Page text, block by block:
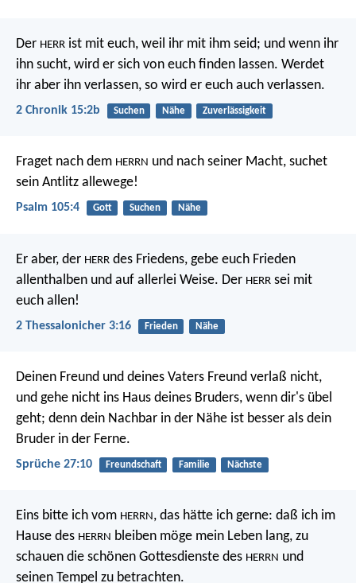
Der HERR ist mit euch, weil ihr mit ihm seid; und wenn ihr
ihn sucht, wird er sich von euch finden lassen. Werdet
ihr aber ihn verlassen, so wird er euch auch verlassen.
2 Chronik 15:2b Suchen Nähe Zuverlässigkeit
Fraget nach dem HERRN und nach seiner Macht, suchet
sein Antlitz allewege!
Psalm 105:4 Gott Suchen Nähe
Er aber, der HERR des Friedens, gebe euch Frieden
allenthalben und auf allerlei Weise. Der HERR sei mit
euch allen!
2 Thessalonicher 3:16 Frieden Nähe
Deinen Freund und deines Vaters Freund verlaß nicht,
und gehe nicht ins Haus deines Bruders, wenn dir's übel
geht; denn dein Nachbar in der Nähe ist besser als dein
Bruder in der Ferne.
Sprüche 27:10 Freundschaft Familie Nächste
Eins bitte ich vom HERRN, das hätte ich gerne: daß ich im
Hause des HERRN bleiben möge mein Leben lang, zu
schauen die schönen Gottesdienste des HERRN und
seinen Tempel zu betrachten.